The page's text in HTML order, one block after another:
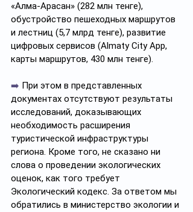
«Алма-Арасан» (282 млн тенге),
обустройство пешеходных маршрутов
и лестниц (5,7 млрд тенге), развитие
цифровых сервисов (Almaty City App,
карты маршрутов, 430 млн тенге).
➡️ При этом в представленных
документах отсутствуют результаты
исследований, доказывающих
необходимость расширения
туристической инфраструктуры
региона. Кроме того, не сказано ни
слова о проведении экологических
оценок, как того требует
Экологический кодекс. За ответом мы
обратились в министерство экологии и